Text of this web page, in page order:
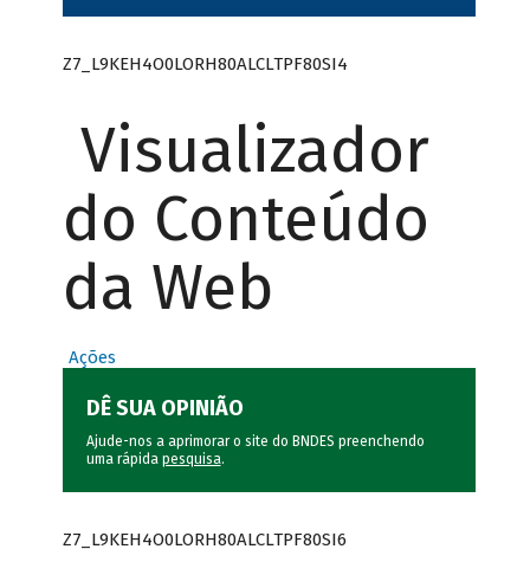
Z7_L9KEH4O0LORH80ALCLTPF80SI4
Visualizador
do Conteúdo
da Web
Ações
DÊ SUA OPINIÃO
Ajude-nos a aprimorar o site do BNDES preenchendo
uma rápida pesquisa.
Z7_L9KEH4O0LORH80ALCLTPF80SI6